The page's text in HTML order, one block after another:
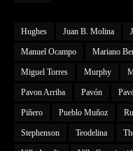
Hughes Juan B. Molina
Manuel Ocampo Mariano
Miguel Torres Murphy
Pavon Arriba Pavón
Piñero Pueblo Muñoz
Stephenson Teodelina